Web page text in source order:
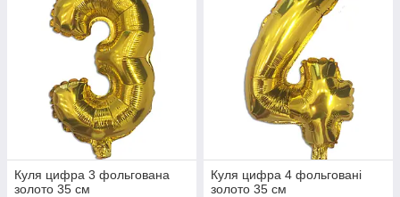
Куля цифра 3 фольгована
золото 35 см
Куля цифра 4 фольговані
золото 35 см